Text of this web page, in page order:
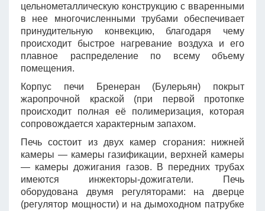
цельнометаллическую конструкцию с вваренными
в нее многочисленными трубами обеспечивает
принудительную конвекцию, благодаря чему
происходит быстрое нагревание воздуха и его
плавное распределение по всему объему
помещения.
Корпус печи Бренеран (Булерьян) покрыт
жаропрочной краской (при первой протопке
происходит полная её полимеризация, которая
сопровождается характерным запахом.
Печь состоит из двух камер сгорания: нижней
камеры — камеры газификации, верхней камеры
— камеры дожигания газов. В передних трубах
имеются инжекторы-дожигатели. Печь
оборудована двумя регуляторами: на дверце
(регулятор мощности) и на дымоходном патрубке